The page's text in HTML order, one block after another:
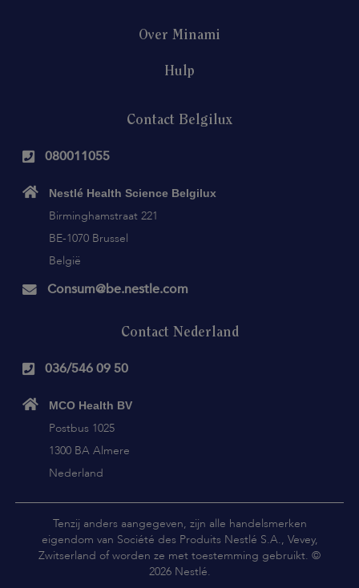
Over Minami
Hulp
Contact Belgilux
080011055
Nestlé Health Science Belgilux
Birminghamstraat 221
BE-1070 Brussel
België
Consum@be.nestle.com
Contact Nederland
036/546 09 50
MCO Health BV
Postbus 1025
1300 BA Almere
Nederland
Tenzij anders aangegeven, zijn alle handelsmerken
eigendom van Société des Produits Nestlé S.A., Vevey,
Zwitserland of worden ze met toestemming gebruikt. ©
2026 Nestlé.